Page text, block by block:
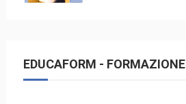
EDUCAFORM - FORMAZIONE